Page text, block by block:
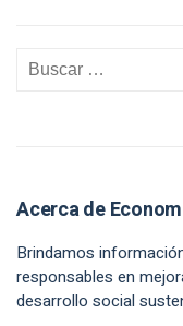
Acerca de
Brindamos
responsables en
desarrollo social